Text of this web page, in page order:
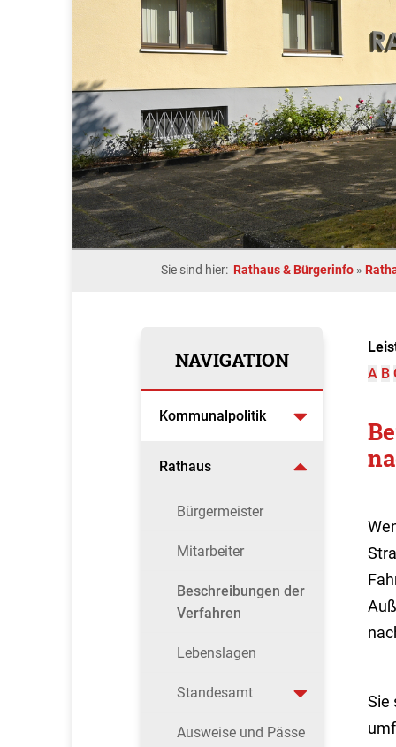
Sie sind hier: Rathaus & Bürgerinfo »
NAVIGATION
Kommunalpolitik
Rathaus
Bürgermeister
Mitarbeiter
Beschreibungen der
Verfahren
Lebenslagen
Standesamt
Ausweise und Pässe
A B
Sie